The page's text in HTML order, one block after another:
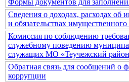
Формы документов для
Сведения о доходах, расходах об
и обязательствах имущественного
Комиссия по соблюдению
служебному поведению
служащих МО «Теучежский
Обратная связь для сообщений о
коррупции